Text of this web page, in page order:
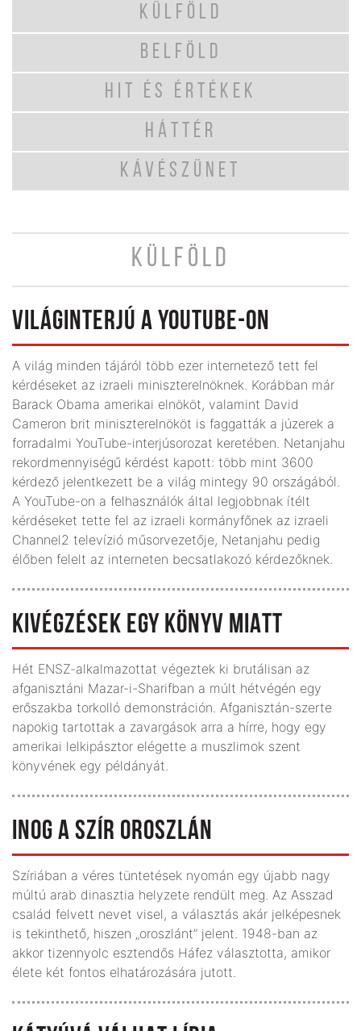
KÜLFÖLD
BELFÖLD
HIT ÉS ÉRTÉKEK
HÁTTÉR
KÁVÉSZÜNET
KÜLFÖLD
VILÁGINTERJÚ A YOUTUBE-ON
A világ minden tájáról több ezer internetező tett fel
kérdéseket az izraeli miniszterelnöknek. Korábban már
Barack Obama amerikai elnököt, valamint David
Cameron brit miniszterelnököt is faggatták a júzerek a
forradalmi YouTube-interjúsorozat ke­re­té­ben. Netanjahu
rekord­mennyiségű kérdést kapott: több mint 3600
kérdező jelentkezett be a világ mintegy 90 országá­ból.
A YouTube-on a felhasználók által legjobbnak ítélt
kérdéseket tette fel az izraeli kormányfőnek az izraeli
Channel2 televízió műsorvezetője, Netanjahu pedig
élőben felelt az interneten becsatlakozó kérdezőknek.
KIVÉGZÉSEK EGY KÖNYV MIATT
Hét ENSZ-alkalmazottat végeztek ki brutálisan az
afganisztáni Mazar-i-Sharifban a múlt hétvégén egy
erőszakba torkolló demonstráción. Afganisztán-szerte
napokig tartottak a zavargások arra a hírre, hogy egy
amerikai lelkipásztor elégette a muszlimok szent
könyvének egy példányát.
INOG A SZÍR OROSZLÁN
Szíriában a véres tüntetések nyomán egy újabb nagy
múltú arab dinasztia helyzete rendült meg. Az Asszad
család felvett nevet visel, a választás akár jelképesnek
is tekinthető, hiszen „oroszlánt” jelent. 1948-ban az
akkor tizennyolc esztendős Háfez választotta, amikor
élete két fontos elhatározására jutott.